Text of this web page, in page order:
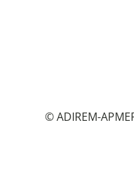
© ADIREM-